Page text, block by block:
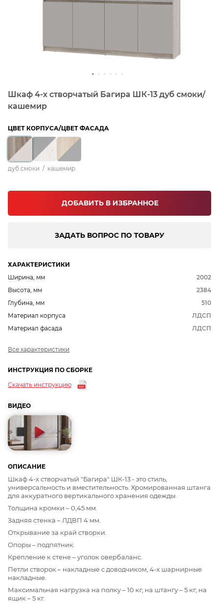
Шкаф 4-х створчатый Багира ШК-13 дуб смоки/
кашемир
ЦВЕТ КОРПУСА/ЦВЕТ ФАСАДА
дуб смоки / кашемир
ДОБАВИТЬ В ИЗБРАННОЕ
ЗАДАТЬ ВОПРОС ПО ТОВАРУ
ХАРАКТЕРИСТИКИ
Ширина, мм
2002
Высота, мм
2384
Глубина, мм
510
Материал корпуса
ЛДСП
Материал фасада
ЛДСП
Все характеристики
ИНСТРУКЦИЯ ПО СБОРКЕ
Скачать инструкцию
ВИДЕО
ОПИСАНИЕ
Шкаф 4-х створчатый "Багира" ШК-13 - это стиль,
универсальность и вместительность. Хромированная штанга
для аккуратного вертикального хранения одежды.
Толщина кромки – 0,45 мм.
Задняя стенка – ЛДВП 4 мм.
Открывание за край створки.
Опоры – подпятник.
Крепление к стене – уголок овербаланс.
Петли створок – накладные с доводчиком, 4-х шарнирные
накладные.
Максимальная нагрузка на полку – 10 кг, на штангу – 5 кг, на
ящик – 5 кг.